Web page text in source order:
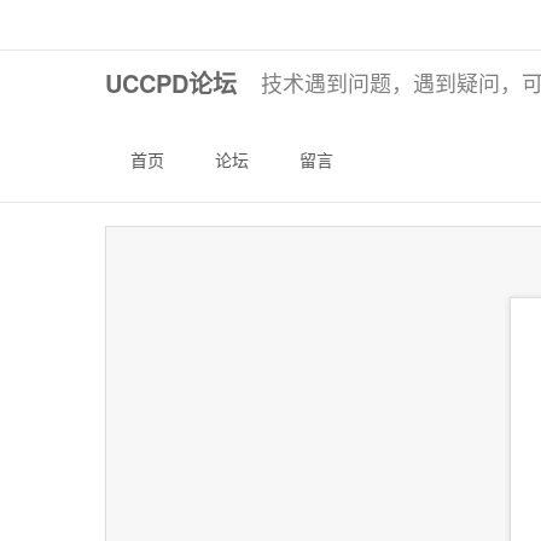
UCCPD论坛 技术遇到问题，遇到疑问，
首页 论坛 留言